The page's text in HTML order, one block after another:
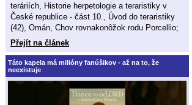
teráriích, Historie herpetologie a teraristiky v
České republice - část 10., Úvod do teraristiky
(42), Omán, Chov rovnakonôžok rodu Porcellio;
Přejít na článek
Táto kapela má milióny fanúšikov - až na to, že
neexistuje